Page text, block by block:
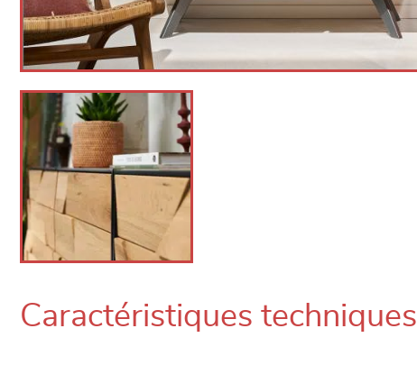
Caractéristiques techniques